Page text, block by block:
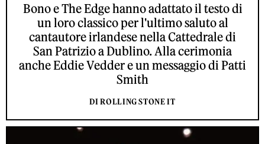
Bono e The Edge hanno adattato il testo di
un loro classico per l'ultimo saluto al
cantautore irlandese nella Cattedrale di
San Patrizio a Dublino. Alla cerimonia
anche Eddie Vedder e un messaggio di Patti
Smith
DI ROLLING STONE IT